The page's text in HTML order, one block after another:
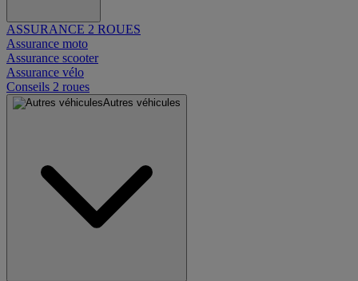
ASSURANCE 2 ROUES
Assurance moto
Assurance scooter
Assurance vélo
Conseils 2 roues
Autres véhicules